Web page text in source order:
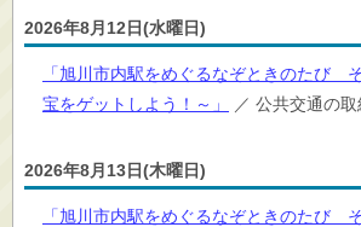
2026年8月12日(水曜日)
「旭川市内駅をめぐるなぞときのたび
宝をゲットしよう！～」
／ 公共交通の取
2026年8月13日(木曜日)
「旭川市内駅をめぐるなぞときのたび